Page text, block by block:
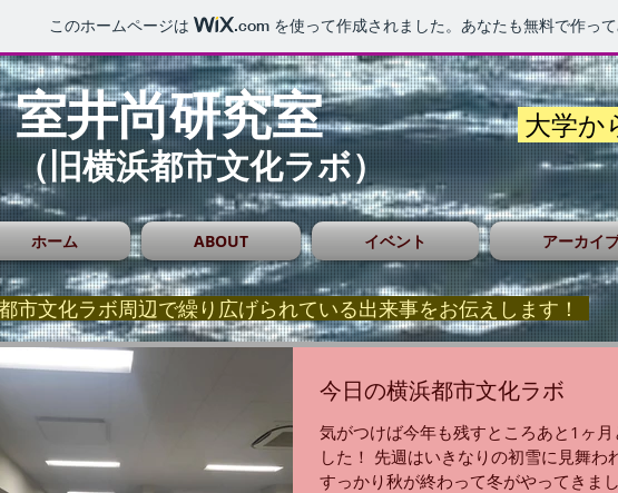
このホームページは .com を使って作成されました。あなたも無料で作っ
室井尚研究室
（旧横浜都市文化ラボ）
大学か
ホーム ABOUT イベント アーカイ
市文化ラボ周辺で繰り広げられている出来事をお伝えします！
今日の横浜都市文化ラボ
気がつけば今年も残すところあと1ヶ
した！ 先週はいきなりの初雪に見舞わ
すっかり秋が終わって冬がやってきま